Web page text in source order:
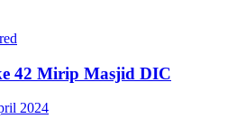
42 Mirip Masjid DIC
2024